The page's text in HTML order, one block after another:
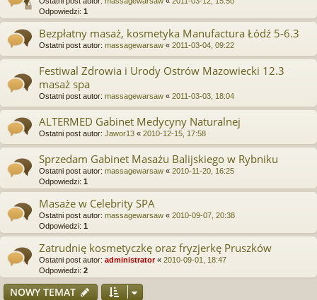
Odpowiedzi: 1
Bezpłatny masaż, kosmetyka Manufactura Łódź 5-6.3
Ostatni post autor: massagewarsaw « 2011-03-04, 09:22
Festiwal Zdrowia i Urody Ostrów Mazowiecki 12.3
masaż spa
Ostatni post autor: massagewarsaw « 2011-03-03, 18:04
ALTERMED Gabinet Medycyny Naturalnej
Ostatni post autor: Jawor13 « 2010-12-15, 17:58
Sprzedam Gabinet Masażu Balijskiego w Rybniku
Ostatni post autor: massagewarsaw « 2010-11-20, 16:25
Odpowiedzi: 1
Masaże w Celebrity SPA
Ostatni post autor: massagewarsaw « 2010-09-07, 20:38
Odpowiedzi: 1
Zatrudnię kosmetyczkę oraz fryzjerkę Pruszków
Ostatni post autor: administrator« 2010-09-01, 18:47
Odpowiedzi: 2
NOWY TEMAT